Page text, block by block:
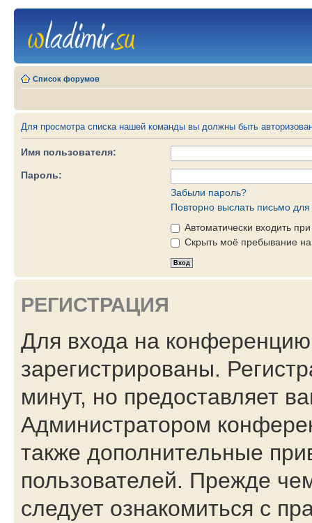
Список форумов
Для просмотра списка нашей команды вы должны быть
Имя пользователя:
Пароль:
Забыли пароль?
Повторно выслать письмо для
Автоматически входить
Скрыть моё пребывание
РЕГИСТРАЦИЯ
Для входа на
зарегистрированы.
минут, но предоставляет
Администратором
также дополнительные
пользователей. Прежде
следует ознакомиться с